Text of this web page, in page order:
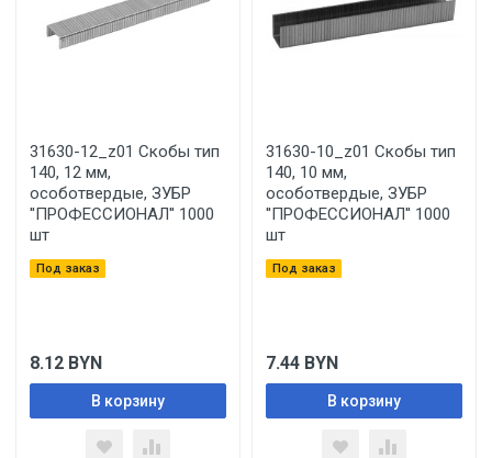
31630-12_z01 Скобы тип
140, 12 мм,
особотвердые, ЗУБР
''ПРОФЕССИОНАЛ'' 1000
шт
Под заказ
8.12 BYN
В корзину
31630-10_z01 Скобы тип
140, 10 мм,
особотвердые, ЗУБР
''ПРОФЕССИОНАЛ'' 1000
шт
Под заказ
7.44 BYN
В корзину